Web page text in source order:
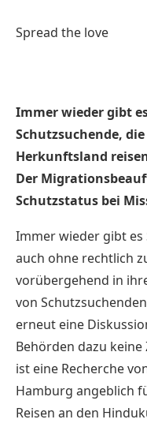
Spread the love
Immer wieder gibt
Schutzsuchende,
Herkunftsland
Der
Schutzstatus bei
Immer wieder gibt es
auch ohne rechtlich
vorübergehend in
von
erneut eine
Behörden dazu
ist eine Recherche
Hamburg angeblich
Reisen an den